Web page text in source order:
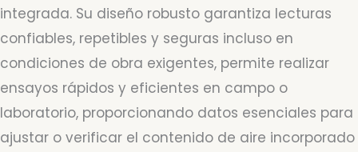
integrada. Su diseño robusto garantiza lecturas
confiables, repetibles y seguras incluso en
condiciones de obra exigentes, permite realizar
ensayos rápidos y eficientes en campo o
laboratorio, proporcionando datos esenciales para
ajustar o verificar el contenido de aire incorporado